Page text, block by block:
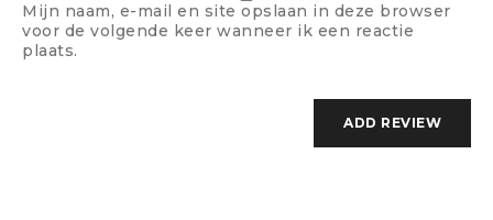
Mijn naam, e-mail en site opslaan in deze browser
voor de volgende keer wanneer ik een reactie
plaats.